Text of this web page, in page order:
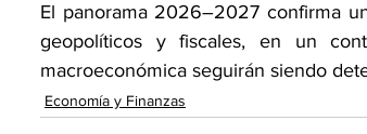
El panorama 2026–2027 confirma
geopolíticos y fiscales, en un
macroeconómica seguirán siendo
Economía y Finanzas